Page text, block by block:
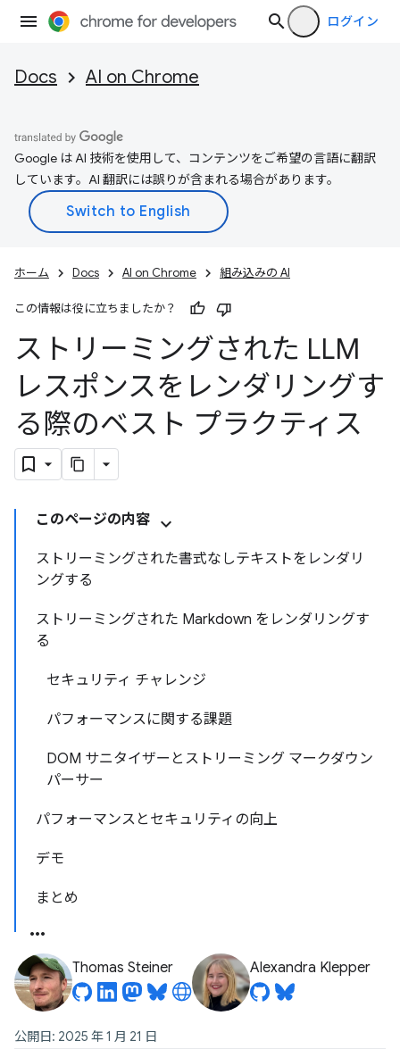
ログイン
Docs AI on Chrome
Google は AI 技術を使用して、コンテンツをご希望の言語に翻訳
しています。AI 翻訳には誤りが含まれる場合があります。
ホーム Docs AI on Chrome 組み込みの AI
この情報は役に立ちましたか？
ストリーミングされた LLM
レスポンスをレンダリングす
る際のベスト プラクティス
このページの内容
ストリーミングされた書式なしテキストをレンダリ
ングする
ストリーミングされた Markdown をレンダリングす
る
セキュリティ チャレンジ
パフォーマンスに関する課題
DOM サニタイザーとストリーミング マークダウン
パーサー
パフォーマンスとセキュリティの向上
デモ
まとめ
Thomas Steiner Alexandra Klepper
公開日: 2025 年 1 月 21 日